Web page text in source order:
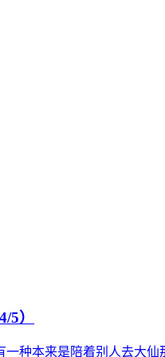
5）
种本来是陪着别人去大